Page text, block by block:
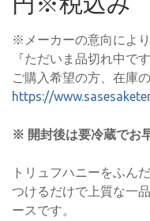
※メーカーの意向によ
『ただいま品切れ中で
ご購入希望の方、在庫
https://
※ 開封後は要冷蔵でお
トリュフハニーをふん
つけるだけで上質な一
ースです。